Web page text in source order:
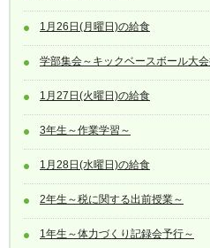
1月26日(月曜日)の給食
学部集会～キックベースボール大
1月27日(火曜日)の給食
3年生～作業学習～
1月28日(水曜日)の給食
2年生～税に関する出前授業～
1年生～体力づくり記録会予行～